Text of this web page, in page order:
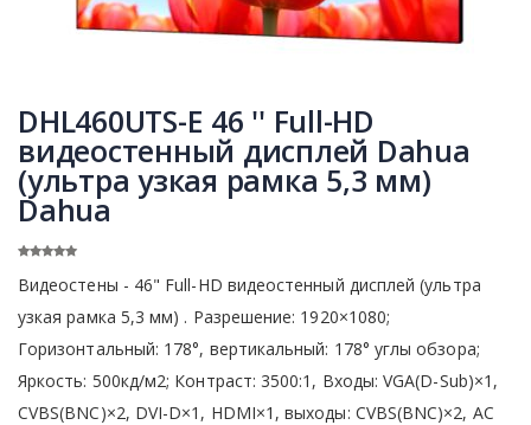
DHL460UTS-E 46 '' Full-HD
видеостенный дисплей Dahua
(ультра узкая рамка 5,3 мм)
Dahua
Видеостены - 46" Full-HD видеостенный дисплей (ультра
узкая рамка 5,3 мм) . Разрешение: 1920×1080;
Горизонтальный: 178°, вертикальный: 178° углы обзора;
Яркость: 500кд/м2; Контраст: 3500:1, Входы: VGA(D-Sub)×1,
CVBS(BNC)×2, DVI-D×1, HDMI×1, выходы: CVBS(BNC)×2, АС